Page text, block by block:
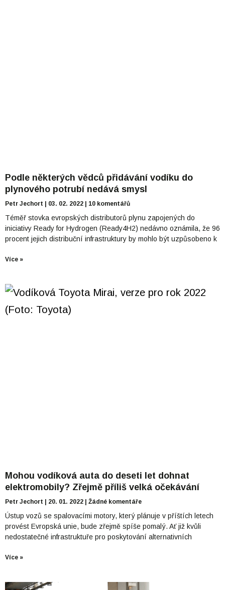
Podle některých vědců přidávání vodíku do
plynového potrubí nedává smysl
Petr Jechort 03. 02. 2022 10 komentářů
Téměř stovka evropských distributorů plynu zapojených do
iniciativy Ready for Hydrogen (Ready4H2) nedávno oznámila, že 96
procent jejich distribuční infrastruktury by mohlo být uzpůsobeno k
Více »
Mohou vodíková auta do deseti let dohnat
elektromobily? Zřejmě příliš velká očekávání
Petr Jechort 20. 01. 2022 Žádné komentáře
Ústup vozů se spalovacími motory, který plánuje v příštích letech
provést Evropská unie, bude zřejmě spíše pomalý. Ať již kvůli
nedostatečné infrastruktuře pro poskytování alternativních
Více »